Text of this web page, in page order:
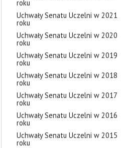
roku
Uchwały Senatu Uczelni w 2021
roku
Uchwały Senatu Uczelni w 2020
roku
Uchwały Senatu Uczelni w 2019
roku
Uchwały Senatu Uczelni w 2018
roku
Uchwały Senatu Uczelni w 2017
roku
Uchwały Senatu Uczelni w 2016
roku
Uchwały Senatu Uczelni w 2015
roku